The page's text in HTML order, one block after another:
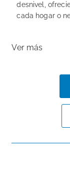
desnivel,
cada hogar o
Ver más